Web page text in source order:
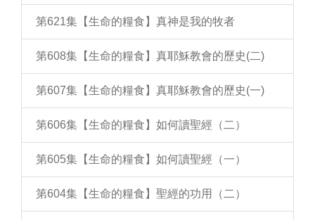
第621集【生命的糧食】真神是我的牧者
第608集【生命的糧食】真耶穌教會的歷史(二)
第607集【生命的糧食】真耶穌教會的歷史(一)
第606集【生命的糧食】如何讀聖經（二）
第605集【生命的糧食】如何讀聖經（一）
第604集【生命的糧食】聖經的功用（二）